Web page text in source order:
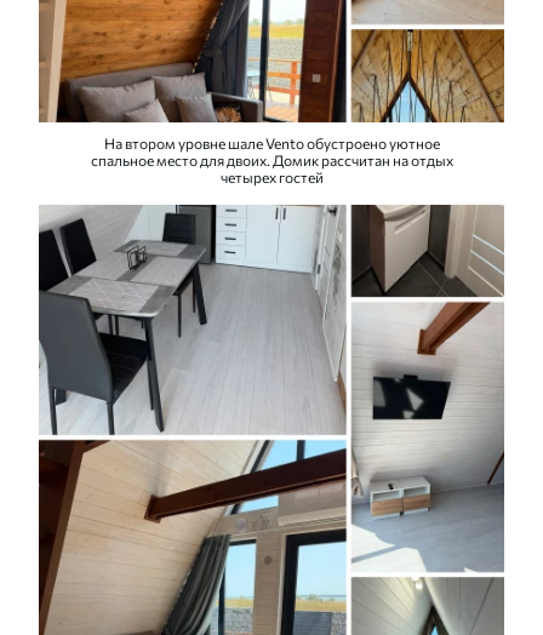
На втором уровне шале Vento обустроено уютное
спальное место для двоих. Домик рассчитан на отдых
четырех гостей